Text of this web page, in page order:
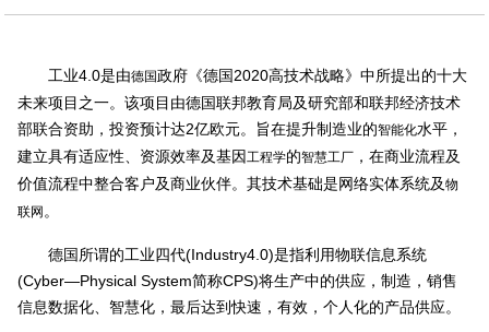
工业4.0是由德国政府《德国2020高技术战略》中所提出的十大
未来项目之一。该项目由德国联邦教育局及研究部和联邦经济技术
部联合资助，投资预计达2亿欧元。旨在提升制造业的智能化水平，
建立具有适应性、资源效率及基因工程学的智慧工厂 ，在商业流程及
价值流程中整合客户及商业伙伴。其技术基础是网络实体系统及物
联网 。
德国所谓的工业四代(Industry4.0)是指利用物联信息系统
(Cyber—Physical System简称CPS)将生产中的供应，制造，销售
信息数据化、智慧化，最后达到快速，有效，个人化的产品供应。